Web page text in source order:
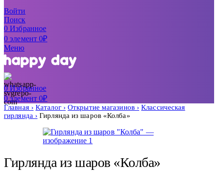
Войти
Поиск
0Избранное
0элемент 0₽
Меню
0Избранное
0элемент 0₽
Главная Каталог Открытие магазинов
Классическая
гирлянда
Гирлянда из шаров «Колба»
Гирлянда из шаров «Колба»